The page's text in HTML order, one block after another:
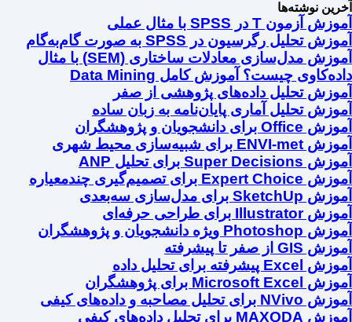
آخرین نوشته‌ها
آموزش آزمون T در SPSS با مثال عملی
آموزش تحلیل رگرسیون در SPSS به صورت گام‌به‌گام
آموزش مدل‌سازی معادلات ساختاری (SEM) با مثال
داده‌کاوی چیست؟ آموزش کامل Data Mining
آموزش تحلیل داده‌های پژوهشی از صفر
آموزش تحلیل آماری پایان‌نامه به زبان ساده
آموزش Office برای دانشجویان و پژوهشگران
آموزش ENVI-met برای شبیه‌سازی محیط شهری
آموزش Super Decisions برای تحلیل ANP
آموزش Expert Choice برای تصمیم‌گیری چندمعیاره
آموزش SketchUp برای مدل‌سازی سه‌بعدی
آموزش Illustrator برای طراحی حرفه‌ای
آموزش Photoshop ویژه دانشجویان و پژوهشگران
آموزش GIS از صفر تا پیشرفته
آموزش Excel پیشرفته برای تحلیل داده
آموزش Microsoft Excel برای پژوهشگران
آموزش NVivo برای تحلیل مصاحبه و داده‌های کیفی
آموزش MAXQDA برای تحلیل داده‌های کیفی